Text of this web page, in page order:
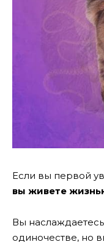
Если вы первой
вы живете
Вы
одиночестве, но